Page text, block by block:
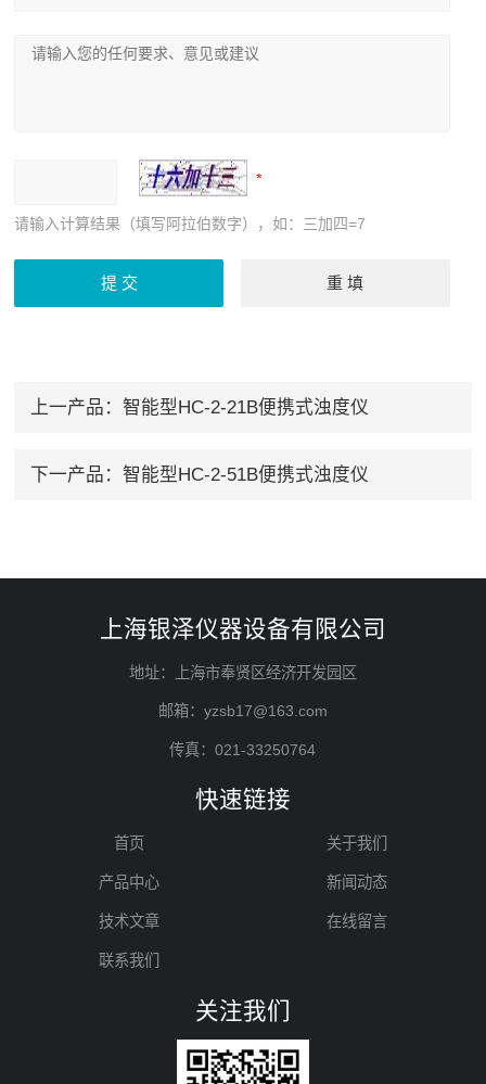
请输入计算结果（填写阿拉伯数字），如：三加四=7
上一产品： 智能型HC-2-21B便携式浊度仪
下一产品： 智能型HC-2-51B便携式浊度仪
上海银泽仪器设备有限公司
地址：上海市奉贤区经济开发园区
邮箱：yzsb17@163.com
传真：021-33250764
快速链接
首页 关于我们
产品中心 新闻动态
技术文章 在线留言
联系我们
关注我们